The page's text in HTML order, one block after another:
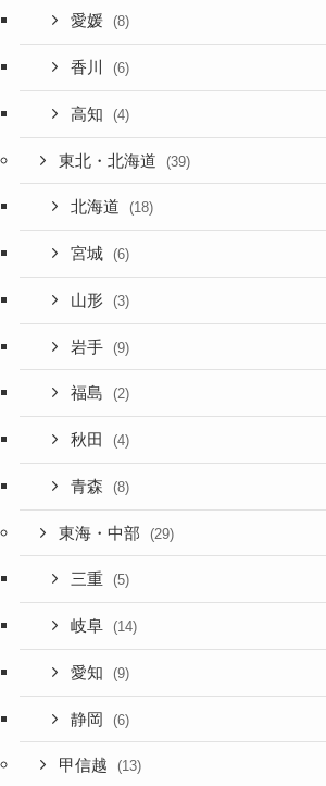
愛媛 (8)
香川 (6)
高知 (4)
東北・北海道 (39)
北海道 (18)
宮城 (6)
山形 (3)
岩手 (9)
福島 (2)
秋田 (4)
青森 (8)
東海・中部 (29)
三重 (5)
岐阜 (14)
愛知 (9)
静岡 (6)
甲信越 (13)